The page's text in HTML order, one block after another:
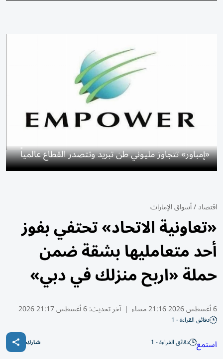
«إمباور» تتجاوز مليوني طن تبريد وتتصدر القطاع عالمياً
اقتصاد/أسواق الإمارات
«تعاونية الاتحاد» تحتفي بفوز
أحد متعامليها بشقة ضمن
حملة «اربح منزلك في دبي»
6 أغسطس 2026 21:16 مساء | آخر تحديث:6 أغسطس 21:17 2026
دقائق القراءة - 1
استمع دقائق القراءة - 1 شارك